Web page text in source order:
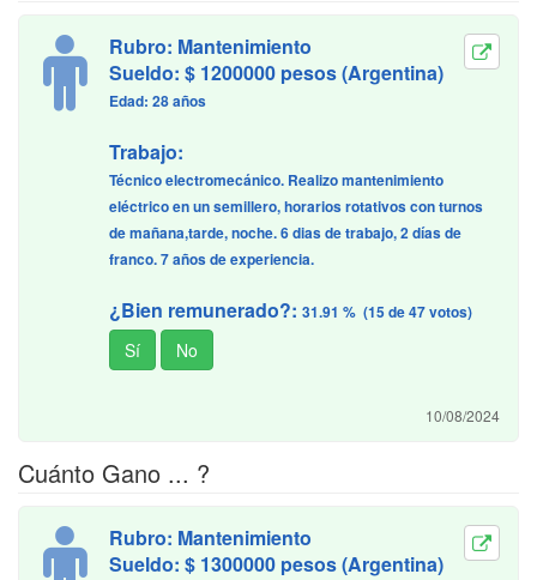
Rubro: Mantenimiento
Sueldo: $ 1200000 pesos (Argentina)
Edad: 28 años
Trabajo:
Técnico electromecánico. Realizo mantenimiento
eléctrico en un semillero, horarios rotativos con turnos
de mañana,tarde, noche. 6 dias de trabajo, 2 días de
franco. 7 años de experiencia.
¿Bien remunerado?: 31.91 % (15 de 47 votos)
10/08/2024
Cuánto Gano ... ?
Rubro: Mantenimiento
Sueldo: $ 1300000 pesos (Argentina)